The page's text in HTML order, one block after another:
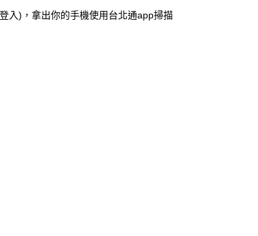
入)，拿出你的手機使用台北通app掃描